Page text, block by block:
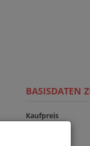
BASISDATEN
Kaufpreis